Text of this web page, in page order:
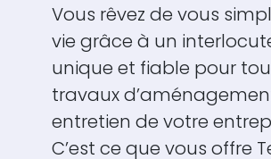
Vous rêvez de vous
vie grâce à un
unique et fiable pour
travaux
entretien de votre
C’est ce que vous offre